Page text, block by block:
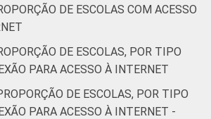
DE ESCOLAS COM ACESSO
DE ESCOLAS, POR TIPO
PARA ACESSO À INTERNET
DE ESCOLAS, POR TIPO
PARA ACESSO À INTERNET -